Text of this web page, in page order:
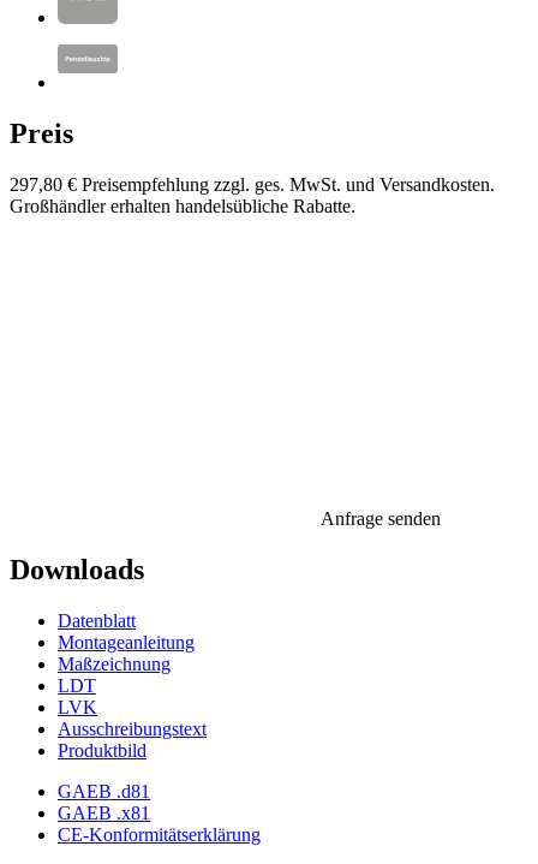
Preis
297,80 € Preisempfehlung zzgl. ges. MwSt. und Versandkosten.
Großhändler erhalten handelsübliche Rabatte.
Anfrage senden
Downloads
Datenblatt
Montageanleitung
Maßzeichnung
LDT
LVK
Ausschreibungstext
Produktbild
GAEB .d81
GAEB .x81
CE-Konformitätserklärung